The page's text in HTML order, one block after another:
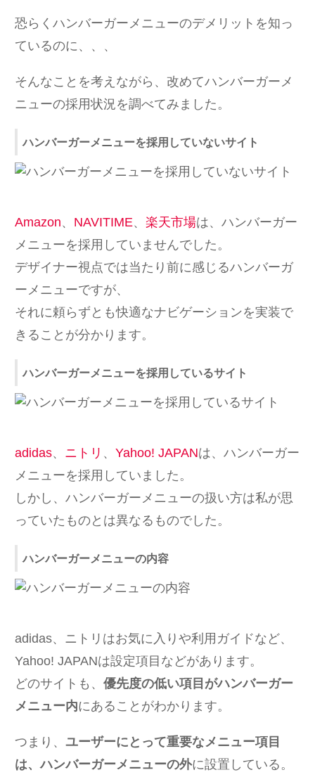
恐らくハンバーガーメニューのデメリットを知っ
ているのに、、、
そんなことを考えながら、改めてハンバーガーメ
ニューの採用状況を調べてみました。
ハンバーガーメニューを採用していないサイト
Amazon、 NAVITIME、 楽天市場は、ハンバーガー
メニューを採用していませんでした。
デザイナー視点では当たり前に感じるハンバーガ
ーメニューですが、
それに頼らずとも快適なナビゲーションを実装で
きることが分かります。
ハンバーガーメニューを採用しているサイト
adidas、 ニトリ 、 Yahoo! JAPANは、ハンバーガー
メニューを採用していました。
しかし、ハンバーガーメニューの扱い方は私が思
っていたものとは異なるものでした。
ハンバーガーメニューの内容
adidas、ニトリはお気に入りや利用ガイドなど、
Yahoo! JAPANは設定項目などがあります。
どのサイトも、 優先度の低い項目がハンバーガー
メニュー内にあることがわかります。
つまり、 ユーザーにとって重要なメニュー項目
は、ハンバーガーメニューの外に設置している。